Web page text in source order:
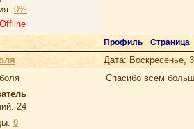
0%
Offline
Профиль Страница
Дата: Воскресенье,
24
0
Спасибо всем